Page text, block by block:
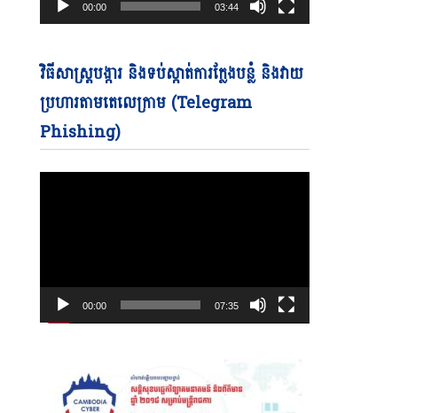
00:00 03:44
វិធីសាស្ត្របង្ការ និងទប់ស្កាត់ការក្លែងបន្លំ និងវាយ
ប្រហារតាមតេលេក្រាម (Telegram
Phishing)
00:00 07:35